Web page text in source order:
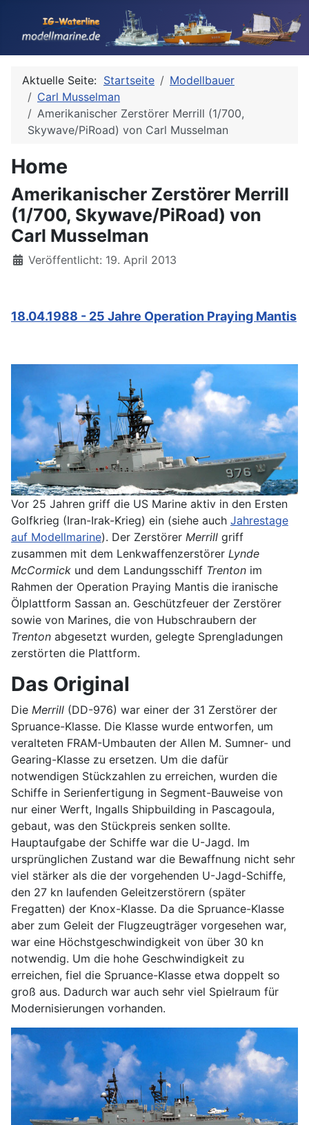
Aktuelle Seite: Startseite
Modellbauer
Carl Musselman
Amerikanischer Zerstörer Merrill (1/700,
Skywave/PiRoad) von Carl Musselman
Home
Amerikanischer Zerstörer Merrill
(1/700, Skywave/PiRoad) von
Carl Musselman
Details
Veröffentlicht: 19. April 2013
18.04.1988 - 25 Jahre Operation Praying Mantis
Vor 25 Jahren griff die US Marine aktiv in den Ersten
Golfkrieg (Iran-Irak-Krieg) ein (siehe auch Jahrestage
auf Modellmarine). Der Zerstörer Merrill griff
zusammen mit dem Lenkwaffenzerstörer Lynde
McCormick und dem Landungsschiff Trenton im
Rahmen der Operation Praying Mantis die iranische
Ölplattform Sassan an. Geschützfeuer der Zerstörer
sowie von Marines, die von Hubschraubern der
Trenton abgesetzt wurden, gelegte Sprengladungen
zerstörten die Plattform.
Das Original
Die Merrill (DD-976) war einer der 31 Zerstörer der
Spruance-Klasse. Die Klasse wurde entworfen, um
veralteten FRAM-Umbauten der Allen M. Sumner- und
Gearing-Klasse zu ersetzen. Um die dafür
notwendigen Stückzahlen zu erreichen, wurden die
Schiffe in Serienfertigung in Segment-Bauweise von
nur einer Werft, Ingalls Shipbuilding in Pascagoula,
gebaut, was den Stückpreis senken sollte.
Hauptaufgabe der Schiffe war die U-Jagd. Im
ursprünglichen Zustand war die Bewaffnung nicht sehr
viel stärker als die der vorgehenden U-Jagd-Schiffe,
den 27 kn laufenden Geleitzerstörern (später
Fregatten) der Knox-Klasse. Da die Spruance-Klasse
aber zum Geleit der Flugzeugträger vorgesehen war,
war eine Höchstgeschwindigkeit von über 30 kn
notwendig. Um die hohe Geschwindigkeit zu
erreichen, fiel die Spruance-Klasse etwa doppelt so
groß aus. Dadurch war auch sehr viel Spielraum für
Modernisierungen vorhanden.